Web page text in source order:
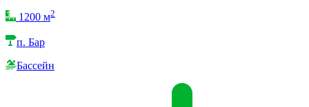
1200 м2
п. Бар
Бассейн